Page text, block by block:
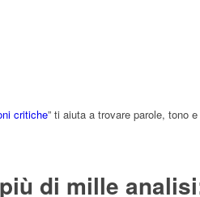
critiche” ti aiuta a trovare parole, tono
di mille